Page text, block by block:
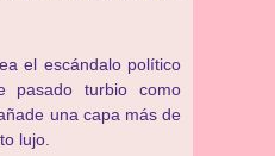
el escándalo político
pasado turbio como
una capa más de
lujo.